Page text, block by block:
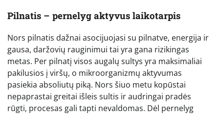
Pilnatis – pernelyg aktyvus laikotarpis
Nors pilnatis dažnai asocijuojasi su pilnatve, energija ir
gausa, daržovių rauginimui tai yra gana rizikingas
metas. Per pilnatį visos augalų sultys yra maksimaliai
pakilusios į viršų, o mikroorganizmų aktyvumas
pasiekia absoliutų piką. Nors šiuo metu kopūstai
nepaprastai greitai išleis sultis ir audringai pradės
rūgti, procesas gali tapti nevaldomas. Dėl pernelyg